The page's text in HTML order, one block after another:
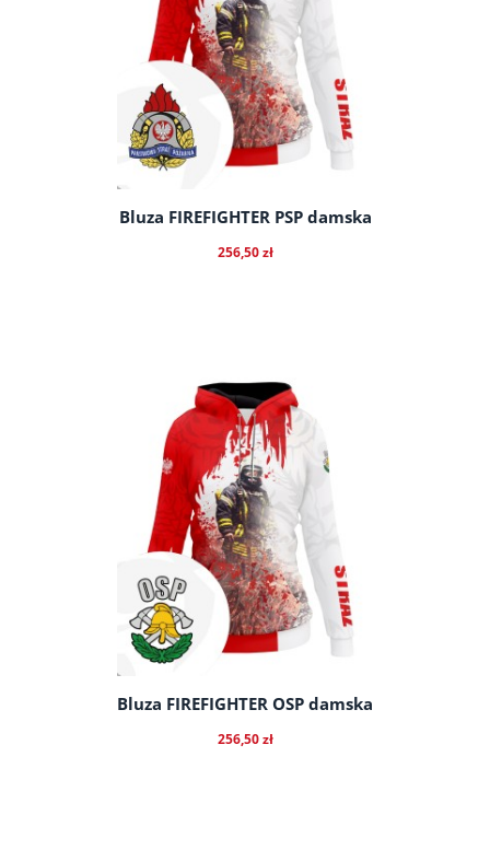
Bluza FIREFIGHTER PSP damska
256,50 zł
do koszyka
Bluza FIREFIGHTER OSP damska
256,50 zł